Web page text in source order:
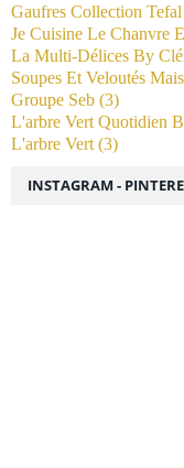
Gaufres Collection Tefal
Je Cuisine Le Chanvre
La Multi-Délices By
Soupes Et Veloutés
Groupe Seb (3)
L'arbre Vert Quotidien
L'arbre Vert (3)
INSTAGRAM -